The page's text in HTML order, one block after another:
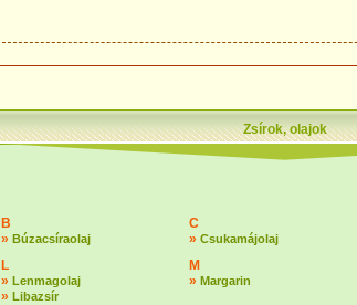
Zsírok, olajok
B
» Búzacsíraolaj
C
» Csukamájolaj
L
» Lenmagolaj
» Libazsír
M
» Margarin